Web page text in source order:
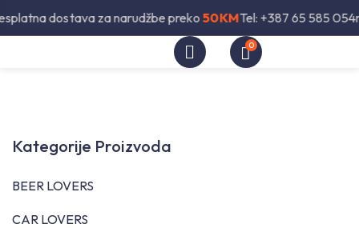
dostava za narudžbe preko50KMTel: +387 65 585 054
0
Kategorije Proizvoda
BEER LOVERS
CAR LOVERS